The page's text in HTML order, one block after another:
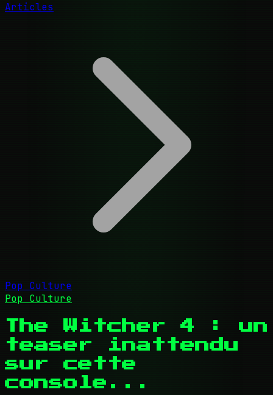
Articles
Pop Culture
Pop Culture
The Witcher 4 : un
teaser inattendu
sur cette
console...